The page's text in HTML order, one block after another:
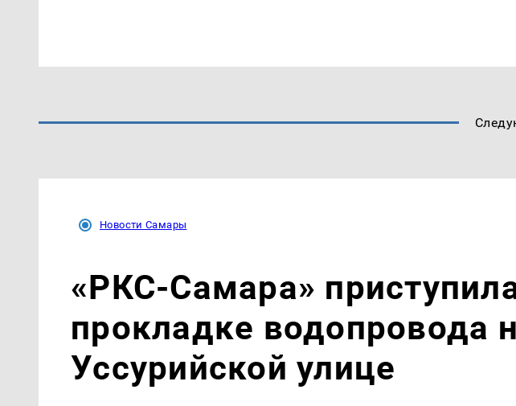
Новости Самары
«РКС-Самара»
прокладке водопровода
Уссурийской улице